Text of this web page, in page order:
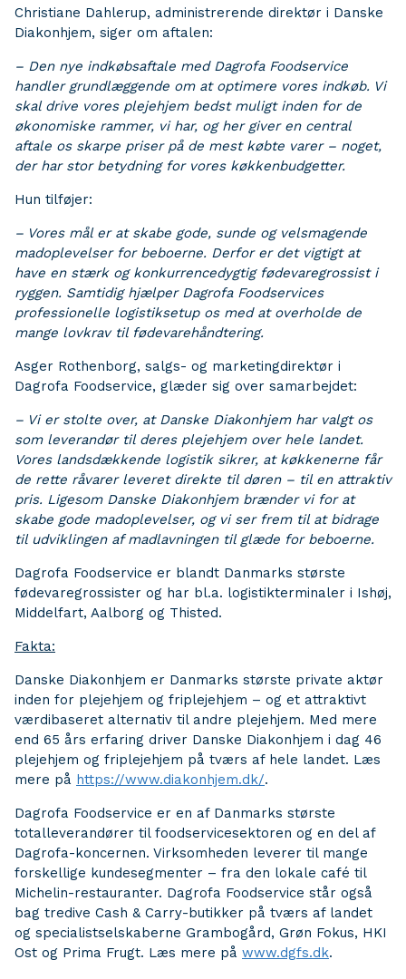
Christiane Dahlerup, administrerende direktør i Danske
Diakonhjem, siger om aftalen:
– Den nye indkøbsaftale med Dagrofa Foodservice
handler grundlæggende om at optimere vores indkøb. Vi
skal drive vores plejehjem bedst muligt inden for de
økonomiske rammer, vi har, og her giver en central
aftale os skarpe priser på de mest købte varer – noget,
der har stor betydning for vores køkkenbudgetter.
Hun tilføjer:
– Vores mål er at skabe gode, sunde og velsmagende
madoplevelser for beboerne. Derfor er det vigtigt at
have en stærk og konkurrencedygtig fødevaregrossist i
ryggen. Samtidig hjælper Dagrofa Foodservices
professionelle logistiksetup os med at overholde de
mange lovkrav til fødevarehåndtering.
Asger Rothenborg, salgs- og marketingdirektør i
Dagrofa Foodservice, glæder sig over samarbejdet:
– Vi er stolte over, at Danske Diakonhjem har valgt os
som leverandør til deres plejehjem over hele landet.
Vores landsdækkende logistik sikrer, at køkkenerne får
de rette råvarer leveret direkte til døren – til en attraktiv
pris. Ligesom Danske Diakonhjem brænder vi for at
skabe gode madoplevelser, og vi ser frem til at bidrage
til udviklingen af madlavningen til glæde for beboerne.
Dagrofa Foodservice er blandt Danmarks største
fødevaregrossister og har bl.a. logistikterminaler i Ishøj,
Middelfart, Aalborg og Thisted.
Fakta:
Danske Diakonhjem er Danmarks største private aktør
inden for plejehjem og friplejehjem – og et attraktivt
værdibaseret alternativ til andre plejehjem. Med mere
end 65 års erfaring driver Danske Diakonhjem i dag 46
plejehjem og friplejehjem på tværs af hele landet. Læs
mere på https://www.diakonhjem.dk/.
Dagrofa Foodservice er en af Danmarks største
totalleverandører til foodservicesektoren og en del af
Dagrofa-koncernen. Virksomheden leverer til mange
forskellige kundesegmenter – fra den lokale café til
Michelin-restauranter. Dagrofa Foodservice står også
bag tredive Cash & Carry-butikker på tværs af landet
og specialistselskaberne Grambogård, Grøn Fokus, HKI
Ost og Prima Frugt. Læs mere på www.dgfs.dk.